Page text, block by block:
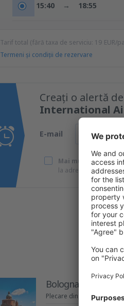
15:40 → 18:55
Tarif total (fără taxa de serviciu: 19 EUR/
Termeni şi condiţii de rezervare
Creați o alertă
International
E-mail
Mai multe călătorii
la adresa de e-mail
Bologna
Plecare din București